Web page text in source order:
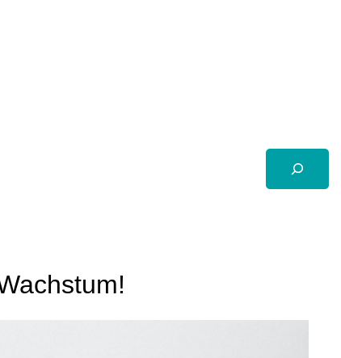
Suchen